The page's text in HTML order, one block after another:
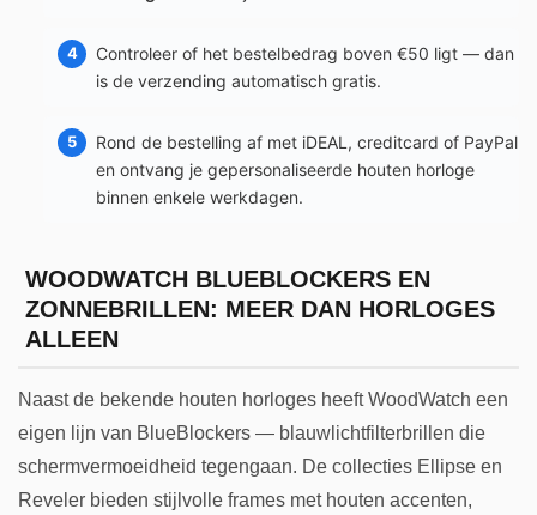
Controleer of het bestelbedrag boven €50 ligt — dan
is de verzending automatisch gratis.
Rond de bestelling af met iDEAL, creditcard of PayPal
en ontvang je gepersonaliseerde houten horloge
binnen enkele werkdagen.
WOODWATCH BLUEBLOCKERS EN
ZONNEBRILLEN: MEER DAN HORLOGES
ALLEEN
Naast de bekende houten horloges heeft WoodWatch een
eigen lijn van BlueBlockers — blauwlichtfilterbrillen die
schermvermoeidheid tegengaan. De collecties Ellipse en
Reveler bieden stijlvolle frames met houten accenten,